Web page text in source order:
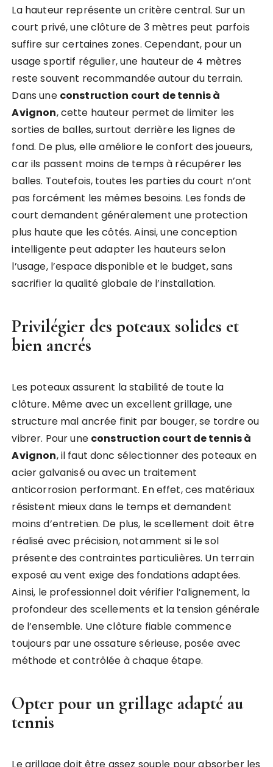
La hauteur représente un critère central. Sur un
court privé, une clôture de 3 mètres peut parfois
suffire sur certaines zones. Cependant, pour un
usage sportif régulier, une hauteur de 4 mètres
reste souvent recommandée autour du terrain.
Dans une construction court de tennis à
Avignon, cette hauteur permet de limiter les
sorties de balles, surtout derrière les lignes de
fond. De plus, elle améliore le confort des joueurs,
car ils passent moins de temps à récupérer les
balles. Toutefois, toutes les parties du court n’ont
pas forcément les mêmes besoins. Les fonds de
court demandent généralement une protection
plus haute que les côtés. Ainsi, une conception
intelligente peut adapter les hauteurs selon
l’usage, l’espace disponible et le budget, sans
sacrifier la qualité globale de l’installation.
Privilégier des poteaux solides et
bien ancrés
Les poteaux assurent la stabilité de toute la
clôture. Même avec un excellent grillage, une
structure mal ancrée finit par bouger, se tordre ou
vibrer. Pour une construction court de tennis à
Avignon, il faut donc sélectionner des poteaux en
acier galvanisé ou avec un traitement
anticorrosion performant. En effet, ces matériaux
résistent mieux dans le temps et demandent
moins d’entretien. De plus, le scellement doit être
réalisé avec précision, notamment si le sol
présente des contraintes particulières. Un terrain
exposé au vent exige des fondations adaptées.
Ainsi, le professionnel doit vérifier l’alignement, la
profondeur des scellements et la tension générale
de l’ensemble. Une clôture fiable commence
toujours par une ossature sérieuse, posée avec
méthode et contrôlée à chaque étape.
Opter pour un grillage adapté au
tennis